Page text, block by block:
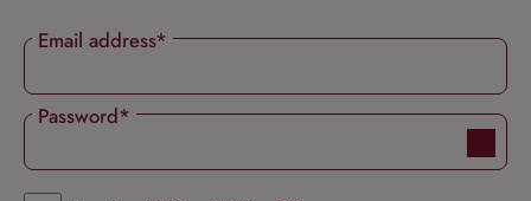
Email address*
Password*